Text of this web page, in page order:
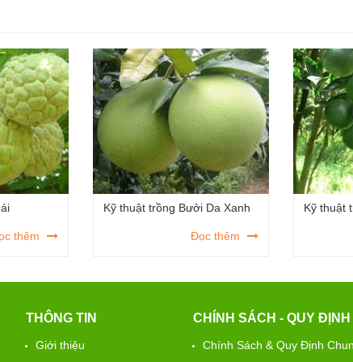
thêm
Kỹ thuật trồng Bưởi Da Xanh
Đọc thêm
Kỹ thuật
THÔNG TIN
Giới thiệu
CHÍNH SÁCH - QUY ĐỊNH
Chính Sách & Quy Định